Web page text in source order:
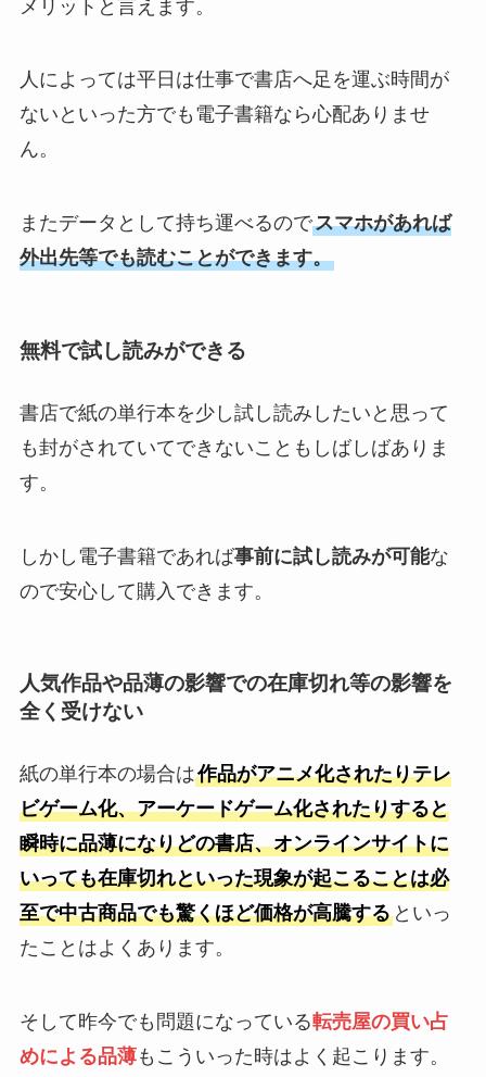
メリットと言えます。
人によっては平日は仕事で書店へ足を運ぶ時間が
ないといった方でも電子書籍なら心配ありませ
ん。
またデータとして持ち運べるのでスマホがあれば
外出先等でも読むことができます。
無料で試し読みができる
書店で紙の単行本を少し試し読みしたいと思って
も封がされていてできないこともしばしばありま
す。
しかし電子書籍であれば事前に試し読みが可能な
ので安心して購入できます。
人気作品や品薄の影響での在庫切れ等の影響を
全く受けない
紙の単行本の場合は作品がアニメ化されたりテレ
ビゲーム化、アーケードゲーム化されたりすると
瞬時に品薄になりどの書店、オンラインサイトに
いっても在庫切れといった現象が起こることは必
至で中古商品でも驚くほど価格が高騰するといっ
たことはよくあります。
そして昨今でも問題になっている転売屋の買い占
めによる品薄もこういった時はよく起こります。